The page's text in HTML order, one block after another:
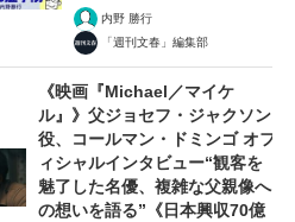
内野 勝行
「週刊文春」編集部
《映画『Michael／マイケ
ル』》父ジョセフ・ジャクソン
役、コールマン・ドミンゴ オフ
ィシャルインタビュー“観客を
魅了した名優、複雑な父親像へ
の想いを語る”《日本興収70億